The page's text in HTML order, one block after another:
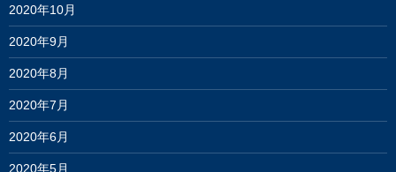
2020年10月
2020年9月
2020年8月
2020年7月
2020年6月
2020年5月